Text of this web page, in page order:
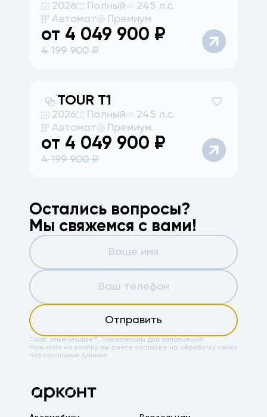
2026 Полный
245 л.с.
Автомат
Премиум
от 4 049 900 ₽
4 199 900₽
JETOUR T1
2026 Полный
245 л.с.
Автомат
Премиум
от 4 049 900 ₽
4 199 900₽
Остались вопросы?
Мы свяжемся с вами!
Отправить
Поля, отмеченные *, обязательны для заполнения.
Нажимая на кнопку, вы даёте согласие на обработку своих
персональных данных.